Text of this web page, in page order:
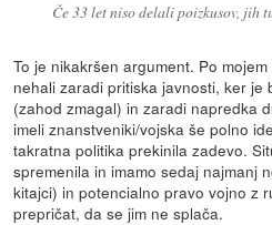
Če 33 let niso delali poizkusov, jih
To je nikakršen argument. Po
nehali zaradi pritiska javnosti, ker je
(zahod zmagal) in zaradi napredka
imeli znanstveniki/vojska še polno
takratna politika prekinila zadevo.
spremenila in imamo sedaj najmanj
kitajci) in potencialno pravo vojno z
prepričat, da se jim ne splača.